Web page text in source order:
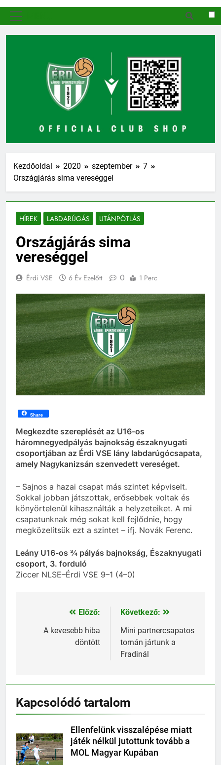
Kezdőoldal 2020 szeptember
7
Országjárás sima vereséggel
HÍREK LABDARÚGÁS UTÁNPÓTLÁS
Országjárás sima
vereséggel
Érdi VSE 6 Év Ezelőtt 0 1 Perc
Share
Megkezdte szereplését az U16-os
háromnegyedpályás bajnokság északnyugati
csoportjában az Érdi VSE lány labdarúgócsapata,
amely Nagykanizsán szenvedett vereséget.
– Sajnos a hazai csapat más szintet képviselt.
Sokkal jobban játszottak, erősebbek voltak és
könyörtelenül kihasználták a helyzeteiket. A mi
csapatunknak még sokat kell fejlődnie, hogy
megközelítsük ezt a szintet – ifj. Novák Ferenc.
Leány U16-os ¾ pályás bajnokság, Északnyugati
csoport, 3. forduló
Ziccer NLSE–Érdi VSE 9–1 (4–0)
Bejegyzés
navigáció
Előző:
A kevesebb hiba
döntött
Következő:
Mini partnercsapatos
tornán jártunk a
Fradinál
Kapcsolódó tartalom
Ellenfelünk visszalépése miatt
játék nélkül jutottunk tovább a
MOL Magyar Kupában